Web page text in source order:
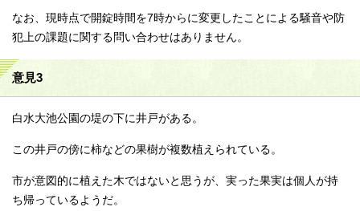
なお、現時点で開錠時間を7時からに変更したことによる騒音や防
犯上の課題に関する問い合わせはありません。
意見3
白水大池公園の堤の下に井戸がある。
この井戸の傍に柿などの果樹が複数植えられている。
市が意図的に植えた木ではないと思うが、実った果実は個人が持
ち帰っているようだ。